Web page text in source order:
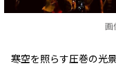
画
寒空を照らす圧巻の光